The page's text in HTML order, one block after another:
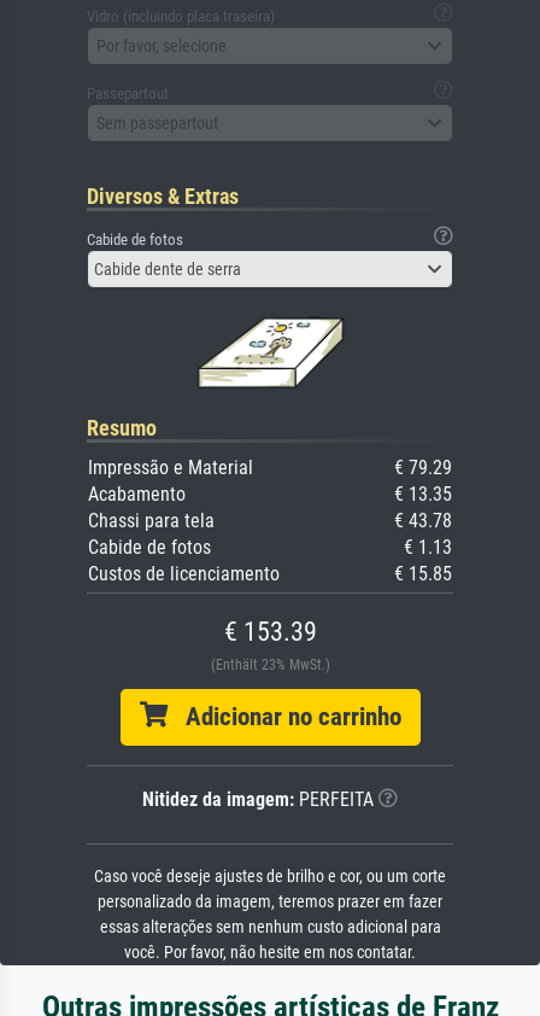
Vidro (incluindo placa traseira)
Por favor, selecione
Passepartout
Sem passepartout
Diversos & Extras
Cabide de fotos
Cabide dente de serra
Resumo
Impressão e Material
€ 79.29
Acabamento
€ 13.35
Chassi para tela
€ 43.78
Cabide de fotos
€ 1.13
Custos de licenciamento
€ 15.85
€ 153.39
(Enthält 23% MwSt.)
Adicionar no carrinho
Nitidez da imagem: PERFEITA
Caso você deseje ajustes de brilho e cor, ou um corte
personalizado da imagem, teremos prazer em fazer
essas alterações sem nenhum custo adicional para
você. Por favor, não hesite em nos contatar.
Outras impressões artísticas de Franz